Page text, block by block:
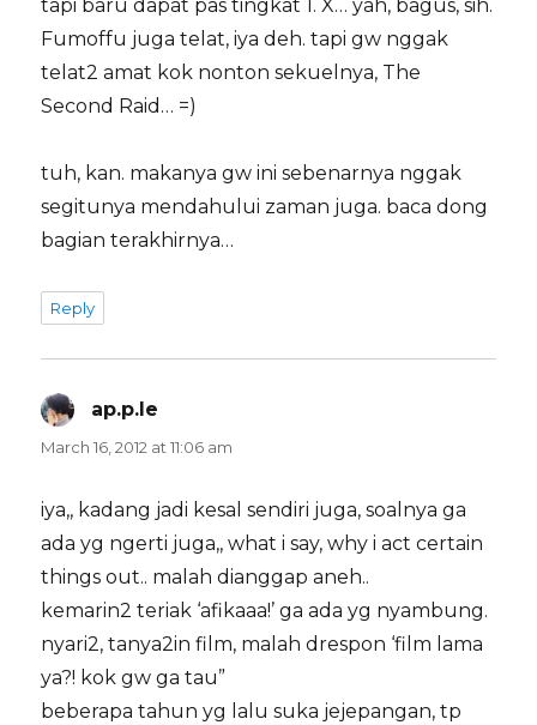
tapi baru dapat pas tingkat 1. X… yah, bagus, sih.
Fumoffu juga telat, iya deh. tapi gw nggak
telat2 amat kok nonton sekuelnya, The
Second Raid… =)
tuh, kan. makanya gw ini sebenarnya nggak
segitunya mendahului zaman juga. baca dong
bagian terakhirnya…
Reply
ap.p.le
March 16, 2012 at 11:06 am
iya,, kadang jadi kesal sendiri juga, soalnya ga
ada yg ngerti juga,, what i say, why i act certain
things out.. malah dianggap aneh..
kemarin2 teriak ‘afikaaa!’ ga ada yg nyambung.
nyari2, tanya2in film, malah drespon ‘film lama
ya?! kok gw ga tau”
beberapa tahun yg lalu suka jejepangan, tp